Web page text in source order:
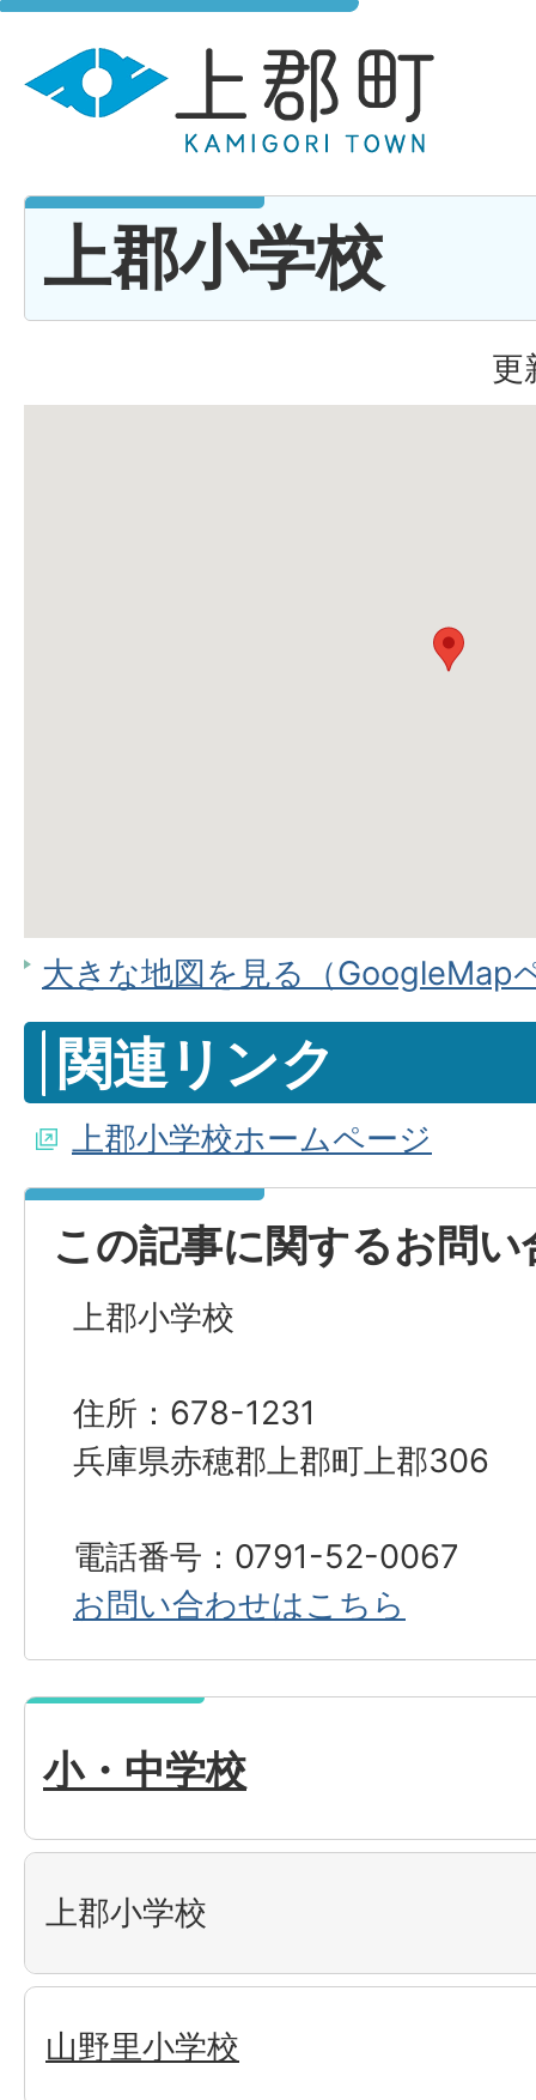
上郡小学校
更
大きな地図を見る（GoogleMap
関連リンク
上郡小学校ホームページ
この記事に関するお問い
上郡小学校
住所：678-1231
兵庫県赤穂郡上郡町上郡306
電話番号：0791-52-0067
お問い合わせはこちら
小・中学校
上郡小学校
山野里小学校